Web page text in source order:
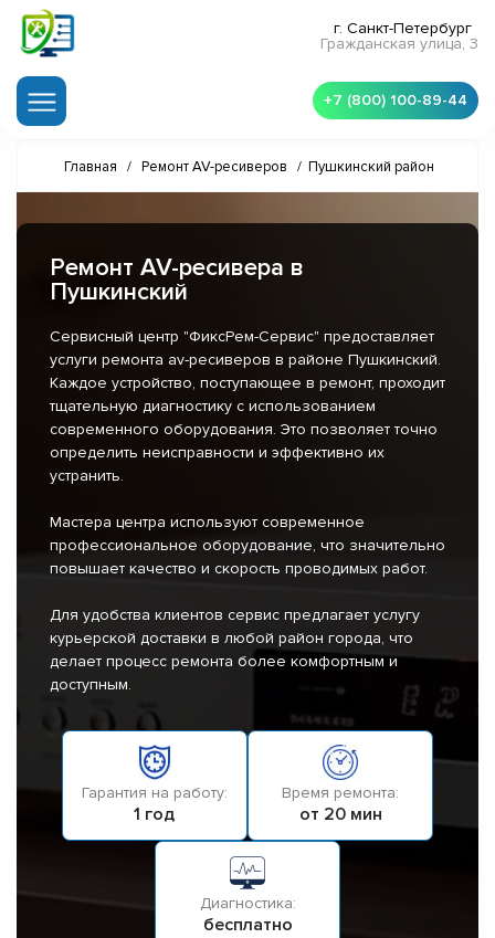
г. Санкт-Петербург
Гражданская улица, 3
+7 (800) 100-89-44
Главная / Ремонт AV-ресиверов / Пушкинский район
Ремонт AV-ресивера в
Пушкинский
Сервисный центр "ФиксРем-Сервис" предоставляет
услуги ремонта av-ресиверов в районе Пушкинский.
Каждое устройство, поступающее в ремонт, проходит
тщательную диагностику с использованием
современного оборудования. Это позволяет точно
определить неисправности и эффективно их
устранить.
Мастера центра используют современное
профессиональное оборудование, что значительно
повышает качество и скорость проводимых работ.
Для удобства клиентов сервис предлагает услугу
курьерской доставки в любой район города, что
делает процесс ремонта более комфортным и
доступным.
Гарантия на работу:
1 год
Время ремонта:
от 20 мин
Диагностика:
бесплатно